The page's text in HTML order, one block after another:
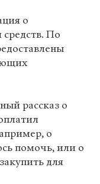
о
По
рассказ о
о
помочь, или о
для